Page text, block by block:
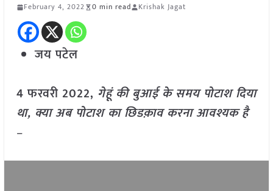
February 4, 2022 0 min read Krishak Jagat
जय पटेल
4 फरवरी 2022, गेहूं की बुआई के समय पोटाश दिया
था, क्या अब पोटाश का छिडक़ाव करना आवश्यक है
–